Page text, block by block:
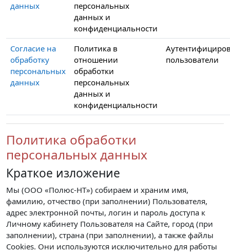
данных
персональных
данных и
конфиденциальности
Согласие на
обработку
персональных
данных
Политика в
отношении
обработки
персональных
данных и
конфиденциальности
пользователи
Политика обработки
персональных данных
Краткое изложение
Мы (ООО «Полюс-НТ») собираем и храним имя,
фамилию, отчество (при заполнении) Пользователя,
адрес электронной почты, логин и пароль доступа к
Личному кабинету Пользователя на Сайте, город (при
заполнении), страна (при заполнении), а также файлы
Cookies. Они используются исключительно для работы